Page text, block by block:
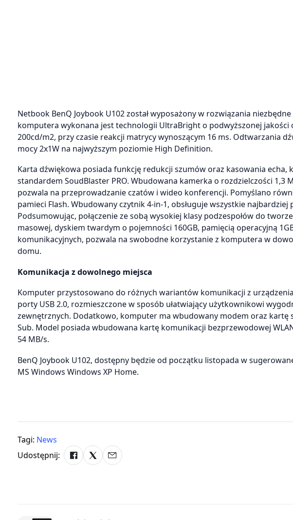
Netbook BenQ Joybook U102 został wyposażony w rozwiązania
komputera wykonana jest technologii UltraBright o podwyższonej jakości
200cd/m2, przy czasie reakcji matrycy wynoszącym 16 ms. Odtwarzania
mocy 2x1W na najwyższym poziomie High Definition.
Karta dźwiękowa posiada funkcję redukcji szumów oraz kasowania echa,
standardem SoudBlaster PRO. Wbudowana kamerka o rozdzielczości
pozwala na przeprowadzanie czatów i wideo konferencji. Pomyślano
pamieci Flash. Wbudowany czytnik 4-in-1, obsługuje wszystkie
Podsumowując, połączenie ze sobą wysokiej klasy podzespołów do
masowej, dyskiem twardym o pojemności 160GB, pamięcią operacyjną
komunikacyjnych, pozwala na swobodne korzystanie z komputera w
domu.
Komunikacja z dowolnego miejsca
Komputer przystosowano do różnych wariantów komunikacji z
porty USB 2.0, rozmieszczone w sposób ułatwiający użytkownikowi
zewnętrznych. Dodatkowo, komputer ma wbudowany modem oraz kartę
Sub. Model posiada wbudowana kartę komunikacji bezprzewodowej
54 MB/s.
BenQ Joybook U102, dostępny będzie od początku listopada w
MS Windows Windows XP Home.
Tagi: News
Udostępnij: